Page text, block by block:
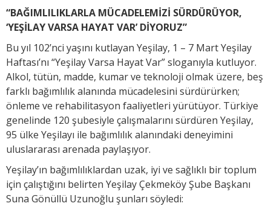
“BAĞIMLILIKLARLA MÜCADELEMİZİ SÜRDÜRÜYOR,
‘YEŞİLAY VARSA HAYAT VAR’ DİYORUZ”
Bu yıl 102’nci yaşını kutlayan Yeşilay, 1 – 7 Mart Yeşilay
Haftası’nı “Yeşilay Varsa Hayat Var” sloganıyla kutluyor.
Alkol, tütün, madde, kumar ve teknoloji olmak üzere, beş
farklı bağımlılık alanında mücadelesini sürdürürken;
önleme ve rehabilitasyon faaliyetleri yürütüyor. Türkiye
genelinde 120 şubesiyle çalışmalarını sürdüren Yeşilay,
95 ülke Yeşilayı ile bağımlılık alanındaki deneyimini
uluslararası arenada paylaşıyor.
Yeşilay’ın bağımlılıklardan uzak, iyi ve sağlıklı bir toplum
için çalıştığını belirten Yeşilay Çekmeköy Şube Başkanı
Suna Gönüllü Uzunoğlu şunları söyledi: